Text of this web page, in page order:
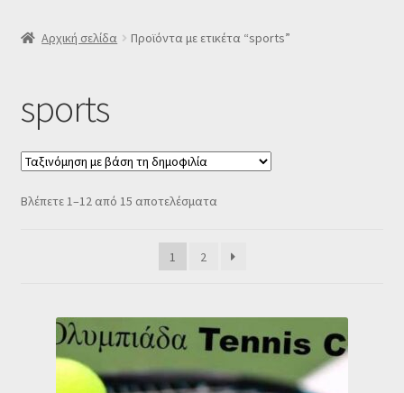
SLIDER
Δελτίο νέων
Κατάστημα
Ο λογαριασμός μου
Αρχική σελίδα Προϊόντα με ετικέτα “sports”
sports
Βλέπετε 1–12 από 15 αποτελέσματαSorted
1
2